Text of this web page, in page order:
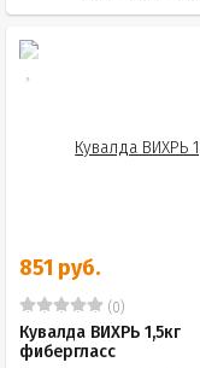
851 руб.
(0)
Кувалда ВИХРЬ 1,5кг
фибергласс